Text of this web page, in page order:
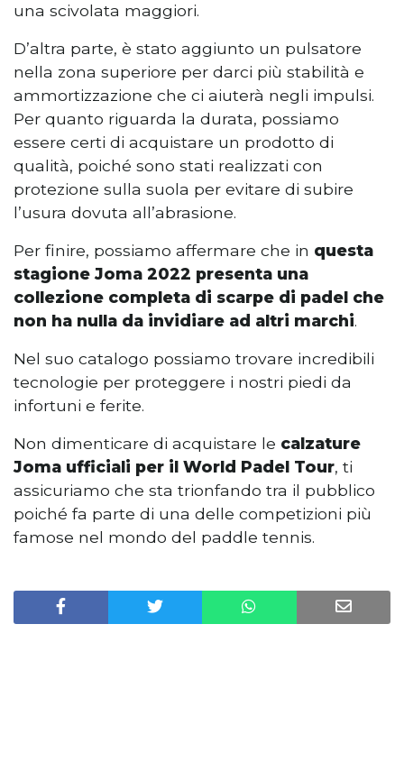
una scivolata maggiori.
D’altra parte, è stato aggiunto un pulsatore
nella zona superiore per darci più stabilità e
ammortizzazione che ci aiuterà negli impulsi.
Per quanto riguarda la durata, possiamo
essere certi di acquistare un prodotto di
qualità, poiché sono stati realizzati con
protezione sulla suola per evitare di subire
l’usura dovuta all’abrasione.
Per finire, possiamo affermare che in questa
stagione Joma 2022 presenta una
collezione completa di scarpe di padel che
non ha nulla da invidiare ad altri marchi.
Nel suo catalogo possiamo trovare incredibili
tecnologie per proteggere i nostri piedi da
infortuni e ferite.
Non dimenticare di acquistare le calzature
Joma ufficiali per il World Padel Tour, ti
assicuriamo che sta trionfando tra il pubblico
poiché fa parte di una delle competizioni più
famose nel mondo del paddle tennis.